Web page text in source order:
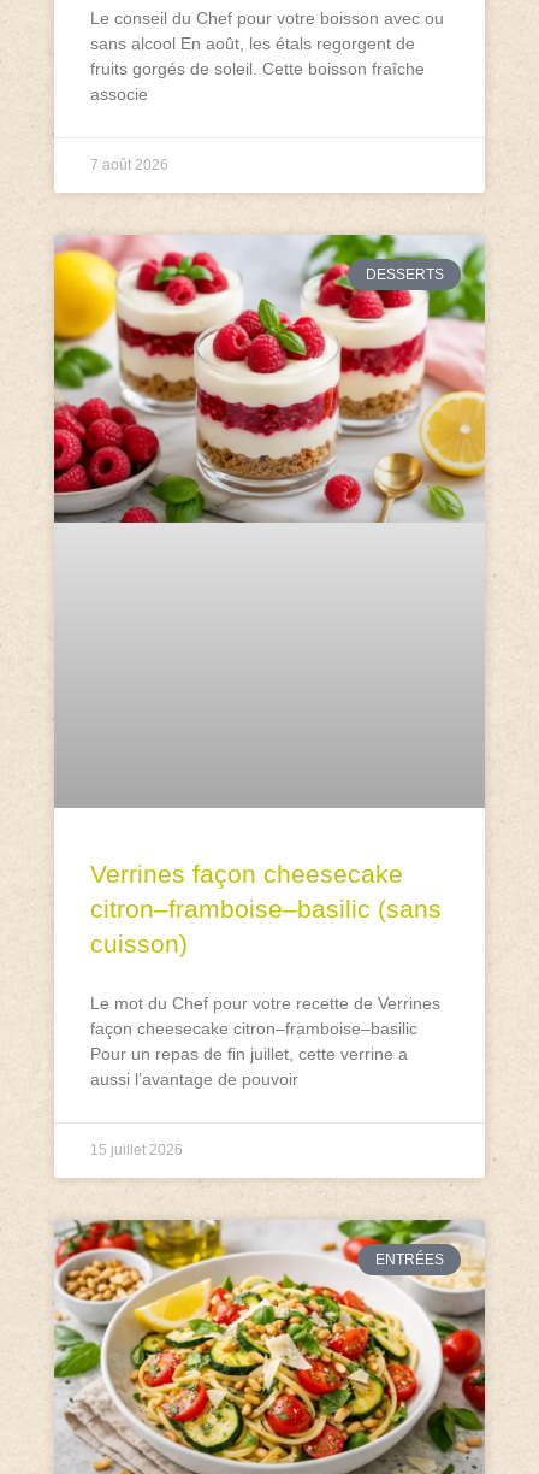
Le conseil du Chef pour votre boisson avec ou
sans alcool En août, les étals regorgent de
fruits gorgés de soleil. Cette boisson fraîche
associe
7 août 2026
DESSERTS
Verrines façon cheesecake
citron–framboise–basilic (sans
cuisson)
Le mot du Chef pour votre recette de Verrines
façon cheesecake citron–framboise–basilic
Pour un repas de fin juillet, cette verrine a
aussi l’avantage de pouvoir
15 juillet 2026
ENTRÉES